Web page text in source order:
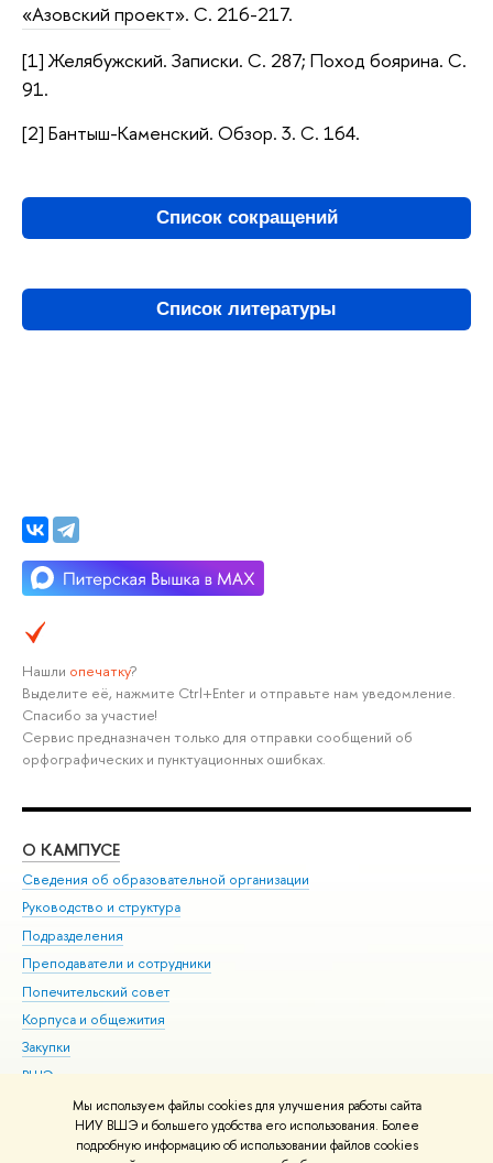
Мы используем файлы cookies для улучшения работы сайта
НИУ ВШЭ и большего удобства его использования. Более
подробную информацию об использовании файлов cookies
«Азовский проект». С. 216-217.
[1] Желябужский. Записки. С. 287; Поход боярина. С.
91.
[2] Бантыш-Каменский. Обзор. 3. С. 164.
Список сокращений
Список литературы
Нашли опечатку?
Выделите её, нажмите Ctrl+Enter и отправьте нам уведомление.
Спасибо за участие!
Сервис предназначен только для отправки сообщений об
орфографических и пунктуационных ошибках.
О КАМПУСЕ
Сведения об образовательной организации
Руководство и структура
Подразделения
Преподаватели и сотрудники
Попечительский совет
Корпуса и общежития
Закупки
ВШЭ для студентов с ограниченными возможностями
здоровья и инвалидностью
Версия для слабовидящих
Единая платежная страница